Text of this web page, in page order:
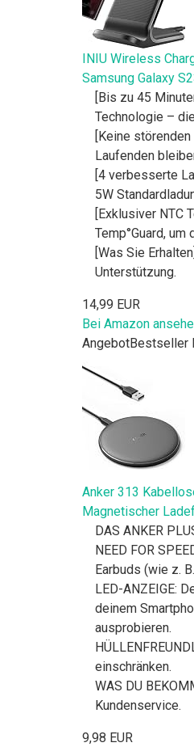
INIU Wireless
Samsung Galaxy
[Bis zu 45
Technologie –
[Keine
Laufenden
[4 verbesserte
5W
[Exklusiver NTC
Temp°Guard,
[Was Sie
Unterstützung.
14,99 EUR
Bei Amazon
AngebotBestseller
Anker 313
Magnetischer
DAS ANKER
NEED FOR
Earbuds (wie z.
LED-ANZEIGE:
deinem
ausprobieren.
einschränken.
WAS DU
Kundenservice.
9,98 EUR